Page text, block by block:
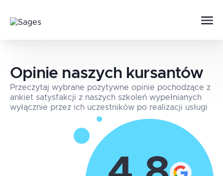
Opinie naszych kursantów
Przeczytaj wybrane pozytywne opinie pochodzące z
ankiet satysfakcji z naszych szkoleń wypełnianych
wyłącznie przez ich uczestników po realizacji usługi